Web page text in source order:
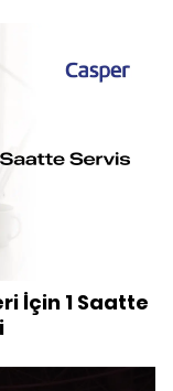
İçin 1 Saatte